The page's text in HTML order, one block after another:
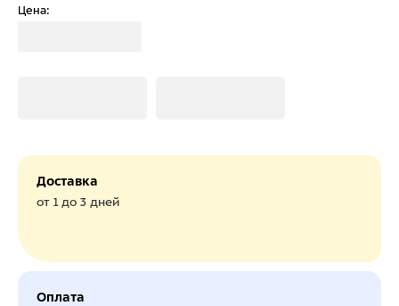
Цена:
Доставка
от 1 до 3 дней
Оплата